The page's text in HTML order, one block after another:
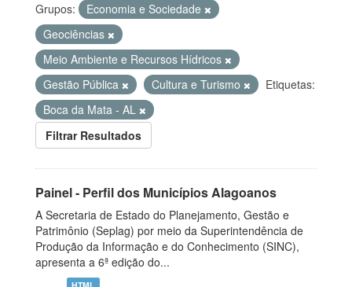
Grupos:
Economia e Sociedade
Geociências
Meio Ambiente e Recursos Hídricos
Gestão Pública
Cultura e Turismo
Etiquetas:
Boca da Mata - AL
Filtrar Resultados
Painel - Perfil dos Municípios Alagoanos
A Secretaria de Estado do Planejamento, Gestão e
Patrimônio (Seplag) por meio da Superintendência de
Produção da Informação e do Conhecimento (SINC),
apresenta a 6ª edição do...